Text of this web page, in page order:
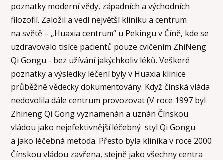
poznatky moderní vědy, západních a východních
filozofií. Založil a vedl největší kliniku a centrum
na světě – „Huaxia centrum“ u Pekingu v Číně, kde se
uzdravovalo tisíce pacientů pouze cvičením ZhiNeng
Qi Gongu - bez užívání jakýchkoliv léků. Veškeré
poznatky a výsledky léčení byly v Huaxia klinice
průběžně vědecky dokumentovány. Když čínská vláda
nedovolila dále centrum provozovat (V roce 1997 byl
Zhineng Qi Gong vyznamenán a uznán Čínskou
vládou jako nejefektivnější léčebný styl Qi Gongu
a jako léčebná metoda. Přesto byla klinika v roce 2000
Čínskou vládou zavřena, stejně jako všechny centra